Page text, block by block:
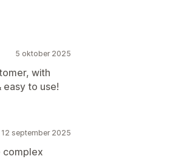
5 oktober 2025
with
easy to use!
12 september 2025
complex